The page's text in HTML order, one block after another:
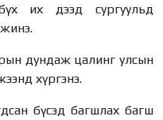
их дээд сургуульд
дундаж цалинг улсын
хүргэнэ.
бүсэд багшлах багш